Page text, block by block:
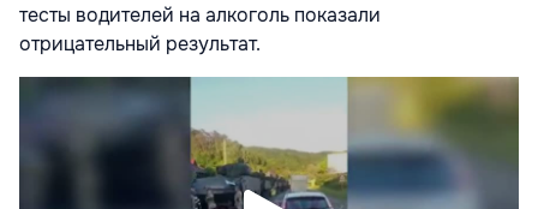
тесты водителей на алкоголь показали
отрицательный результат.